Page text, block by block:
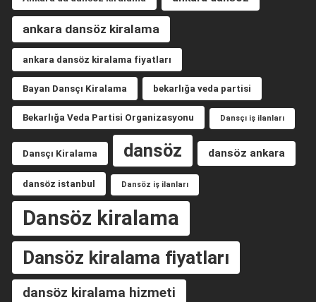
ankara dansöz kiralama
ankara dansöz kiralama fiyatları
Bayan Dansçı Kiralama bekarlığa veda partisi
Bekarlığa Veda Partisi Organizasyonu Dansçı iş ilanları
Dansçı Kiralama dansöz dansöz ankara
dansöz istanbul Dansöz iş ilanları
Dansöz kiralama
Dansöz kiralama fiyatları
dansöz kiralama hizmeti